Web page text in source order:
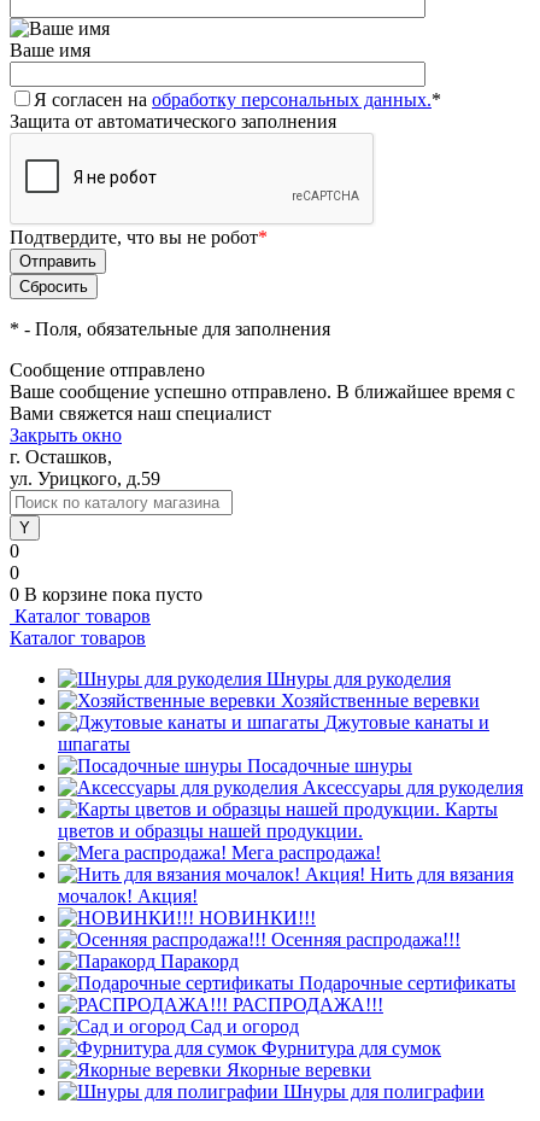
Ваше имя
Я согласен на обработку персональных данных.*
Защита от автоматического заполнения
Подтвердите, что вы не робот*
* - Поля, обязательные для заполнения
Сообщение отправлено
Ваше сообщение успешно отправлено. В ближайшее время с
Вами свяжется наш специалист
Закрыть окно
г. Осташков,
ул. Урицкого, д.59
0
0
0 В корзине пока пусто
Каталог товаров
Каталог товаров
Шнуры для рукоделия
Хозяйственные веревки
Джутовые канаты и
шпагаты
Посадочные шнуры
Аксессуары для рукоделия
Карты
цветов и образцы нашей продукции.
Мега распродажа!
Нить для вязания
мочалок! Акция!
НОВИНКИ!!!
Осенняя распродажа!!!
Паракорд
Подарочные сертификаты
РАСПРОДАЖА!!!
Сад и огород
Фурнитура для сумок
Якорные веревки
Шнуры для полиграфии